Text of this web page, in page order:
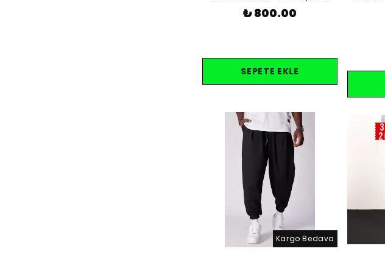
₺ 800.00
SEPETE EKLE
Kargo Bedava